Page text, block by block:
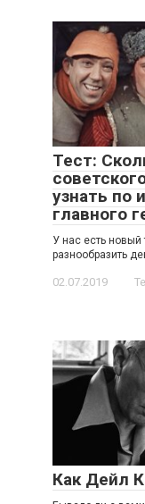
Тест:
узнать по
главного
У нас есть новый
разнообразить
02.07.2019
Как Дейл